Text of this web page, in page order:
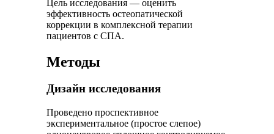
Цель исследования — оценить
эффективность остеопатической
коррекции в комплексной терапии
пациентов с СПА.
Методы
Дизайн исследования
Проведено проспективное
экспериментальное (простое слепое)